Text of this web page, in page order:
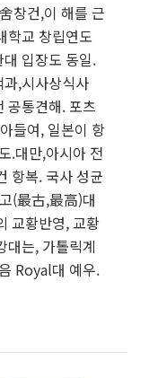
창건,이 해를 근
학교 창립연도
입장도 동일.
,시사상식사
공통견해. 포츠
들여, 일본이 항
.대만,아시아 전
항복. 국사 성균
(最古,最高)대
교황반영, 교황
대는, 가톨릭계
Royal대 예우.